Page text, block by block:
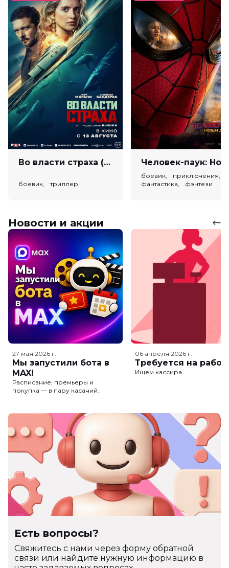
Во власти страха (18+)
боевик, триллер
боевик, приключения,
фантастика, фэнтези
Новости и акции
27 мая 2026 г.
Мы запустили бота в
MAX!
Расписание, премьеры и
покупка — в пару касаний.
06 апреля 2026 г.
Требуется на
Ищем кассира.
Есть вопросы?
Cвяжитесь с нами через форму обратной
связи или найдите нужную информацию в